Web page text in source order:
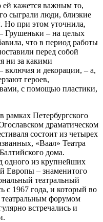
ей кажется важным то,
сыграли люди, близкие
Но при этом уточнила,
Грушеньки – на целых
что в период работы
перед собой
ни за какими
включая и декорации, – а,
героев,
с помощью пластики,
рамках Петербургского
драматическом
состоит из четырех
«Ваал» Театра
дома.
одного из крупнейших
Европы – знаменитого
театральный
с 1967 года, и который во
форумом
встречались и